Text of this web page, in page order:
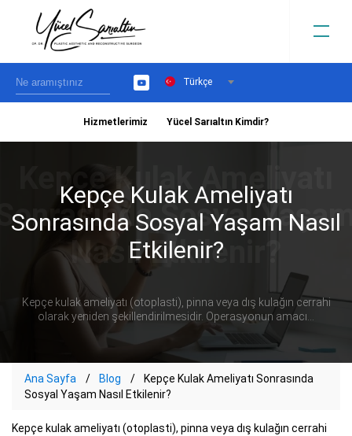
YouTubeTürkçe
Hizmetlerimiz Yücel Sarıaltın Kimdir?
Kepçe Kulak Ameliyatı
Sonrasında Sosyal Yaşam Nasıl
Etkilenir?
Kepçe kulak ameliyatı (otoplasti), pinna veya dış kulağın cerrahi
olarak yeniden şekillendirilmesidir. Operasyonun amacı...
Ana Sayfa Blog
Kepçe Kulak Ameliyatı Sonrasında
Sosyal Yaşam Nasıl Etkilenir?
Kepçe kulak ameliyatı (otoplasti), pinna veya dış kulağın cerrahi